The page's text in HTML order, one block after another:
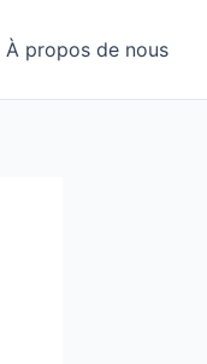
À propos de nous